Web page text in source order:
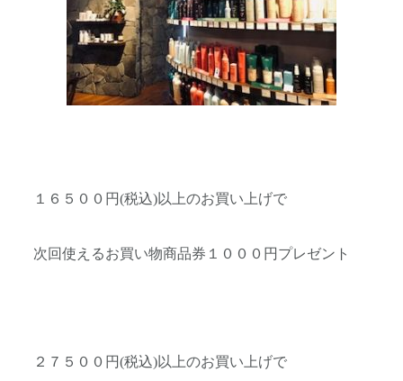
１６５００円(税込)以上のお買い上げで
次回使えるお買い物商品券１０００円プレゼント
２７５００円(税込)以上のお買い上げで